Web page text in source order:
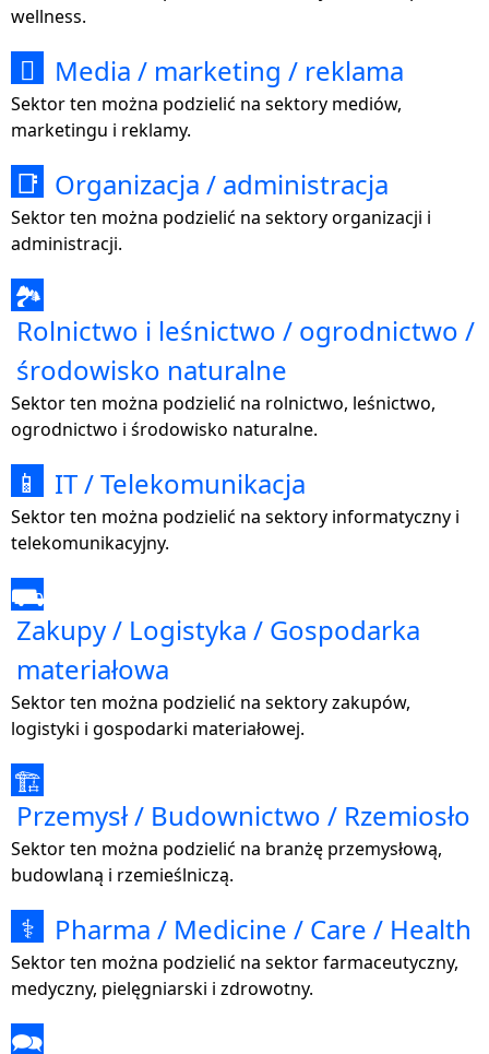
wellness.
 Media / marketing / reklama
Sektor ten można podzielić na sektory mediów,
marketingu i reklamy.
📑 Organizacja / administracja
Sektor ten można podzielić na sektory organizacji i
administracji.
🏞
Rolnictwo i leśnictwo / ogrodnictwo /
środowisko naturalne
Sektor ten można podzielić na rolnictwo, leśnictwo,
ogrodnictwo i środowisko naturalne.
📱 IT / Telekomunikacja
Sektor ten można podzielić na sektory informatyczny i
telekomunikacyjny.
⛟
Zakupy / Logistyka / Gospodarka
materiałowa
Sektor ten można podzielić na sektory zakupów,
logistyki i gospodarki materiałowej.
🏗
Przemysł / Budownictwo / Rzemiosło
Sektor ten można podzielić na branżę przemysłową,
budowlaną i rzemieślniczą.
⚕ Pharma / Medicine / Care / Health
Sektor ten można podzielić na sektor farmaceutyczny,
medyczny, pielęgniarski i zdrowotny.
🗪